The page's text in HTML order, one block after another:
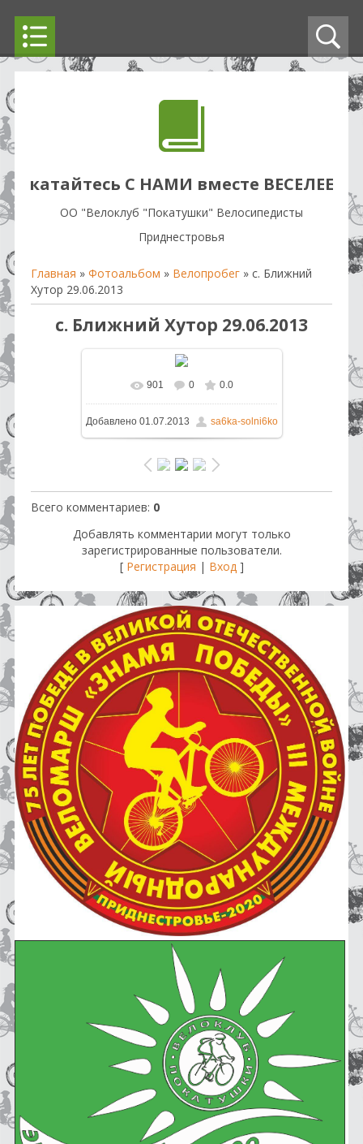
катайтесь С НАМИ вместе ВЕСЕЛЕЕ
OO "Велоклуб "Покатушки" Велосипедисты
Приднестровья
Главная » Фотоальбом » Велопробег » с. Ближний
Хутор 29.06.2013
с. Ближний Хутор 29.06.2013
В реальном размере 1296x864
723.0Kb
901 0 0.0
Добавлено01.07.2013 sa6ka-solni6ko
Всего комментариев: 0
Добавлять комментарии могут только
зарегистрированные пользователи.
[ Регистрация | Вход]